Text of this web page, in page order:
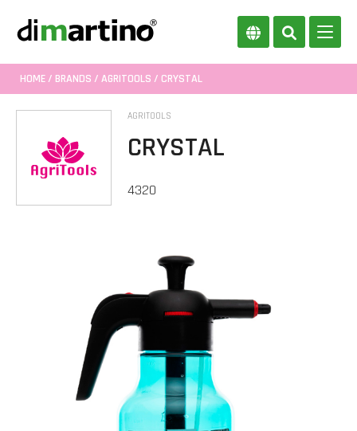
HOME/ BRANDS / AGRITOOLS / CRYSTAL
AGRITOOLS
CRYSTAL
4320